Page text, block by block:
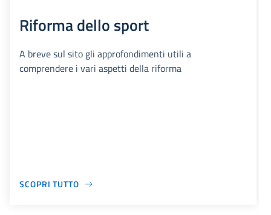
Riforma dello sport
A breve sul sito gli approfondimenti utili a
comprendere i vari aspetti della riforma
SCOPRI TUTTO